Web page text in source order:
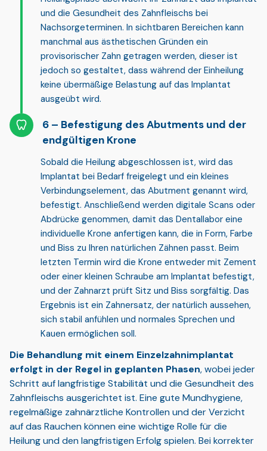
und die Gesundheit des Zahnfleischs bei
Nachsorgeterminen. In sichtbaren Bereichen kann
manchmal aus ästhetischen Gründen ein
provisorischer Zahn getragen werden, dieser ist
jedoch so gestaltet, dass während der Einheilung
keine übermäßige Belastung auf das Implantat
ausgeübt wird.
Befestigung des Abutments und der
endgültigen Krone
Sobald die Heilung abgeschlossen ist, wird das
Implantat bei Bedarf freigelegt und ein kleines
Verbindungselement, das Abutment genannt wird,
befestigt. Anschließend werden digitale Scans oder
Abdrücke genommen, damit das Dentallabor eine
individuelle Krone anfertigen kann, die in Form, Farbe
und Biss zu Ihren natürlichen Zähnen passt. Beim
letzten Termin wird die Krone entweder mit Zement
oder einer kleinen Schraube am Implantat befestigt,
und der Zahnarzt prüft Sitz und Biss sorgfältig. Das
Ergebnis ist ein Zahnersatz, der natürlich aussehen,
sich stabil anfühlen und normales Sprechen und
Kauen ermöglichen soll.
Die Behandlung mit einem Einzelzahnimplantat
erfolgt in der Regel in geplanten Phasen, wobei jeder
Schritt auf langfristige Stabilität und die Gesundheit des
Zahnfleischs ausgerichtet ist. Eine gute Mundhygiene,
regelmäßige zahnärztliche Kontrollen und der Verzicht
auf das Rauchen können eine wichtige Rolle für die
Heilung und den langfristigen Erfolg spielen. Bei korrekter